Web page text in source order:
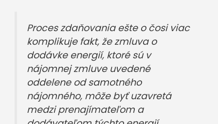
Proces zdaňovania ešte o čosi viac
komplikuje fakt, že zmluva o
dodávke energií, ktoré sú v
nájomnej zmluve uvedené
oddelene od samotného
nájomného, môže byť uzavretá
medzi prenajímateľom a